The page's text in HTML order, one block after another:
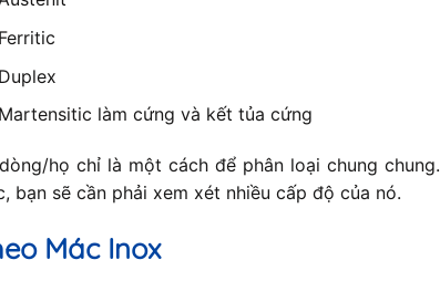
làm cứng và kết tủa cứng
họ chỉ là một cách để phân loại chung
bạn sẽ cần phải xem xét nhiều cấp độ của nó.
Mác Inox